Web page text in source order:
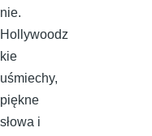
nie.
Hollywoodz
kie
uśmiechy,
piękne
słowa i